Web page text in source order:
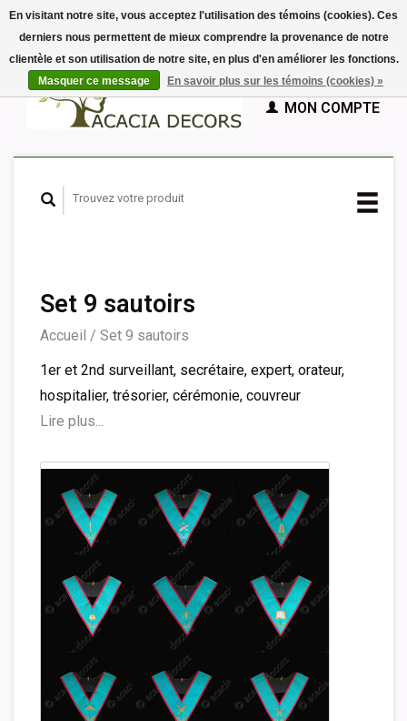
EUR
GBPFrançais
Nederlands
Español
PANIER (€0,00)
MON COMPTE
Set 9 sautoirs
Accueil / Set 9 sautoirs
1er et 2nd surveillant, secrétaire, expert, orateur,
hospitalier, trésorier, cérémonie, couvreur
Lire plus...
En visitant notre site, vous acceptez l'utilisation des témoins (cookies). Ces
derniers nous permettent de mieux comprendre la provenance de notre
clientèle et son utilisation de notre site, en plus d'en améliorer les fonctions.
Masquer ce message
En savoir plus sur les témoins (cookies) »